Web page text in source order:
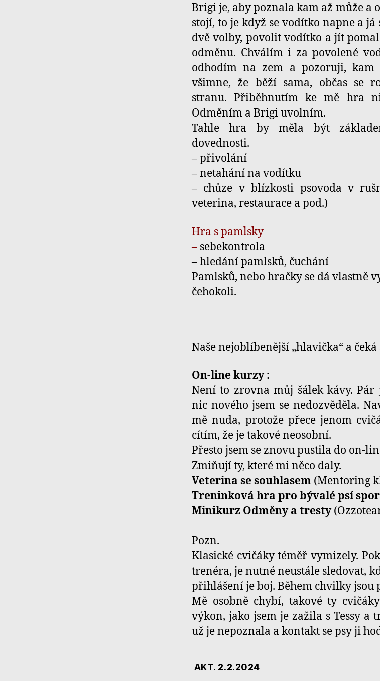
Brigi je, aby poznala kam až může a
stojí, to je když se vodítko napne a já
dvě volby, povolit vodítko a jít
odměnu. Chválím i za povolené
odhodím na zem a pozoruji, kam
všimne, že běží sama, občas se
stranu. Přiběhnutím ke mě hra
Odměním a Brigi uvolním.
Tahle hra by měla být
dovednosti.
– přivolání
– netahání na vodítku
– chůze v blízkosti psovoda v
veterina, restaurace a pod.)
Hra s pamlsky
– sebekontrola
– hledání pamlsků, čuchání
Pamlsků, nebo hračky se dá vlastně
čehokoli.
Naše nejoblíbenější „hlavička“ a
On-line kurzy :
Není to zrovna můj šálek kávy.
nic nového jsem se nedozvěděla.
mě nuda, protože přece jenom
cítím, že je takové neosobní.
Přesto jsem se znovu pustila do on-
Zmiňují ty, které mi něco daly.
Veterina se souhlasem (Mentoring
Treninková hra pro bývalé psí
Minikurz Odměny a tresty
Pozn.
Klasické cvičáky téměř vymizely.
trenéra, je nutné neustále sledovat,
přihlášení je boj. Během chvilky jsou
Mě osobně chybí, takové ty
výkon, jako jsem je zažila s Tessy a
už je nepoznala a kontakt se psy ji
AKT. 2.2.2024